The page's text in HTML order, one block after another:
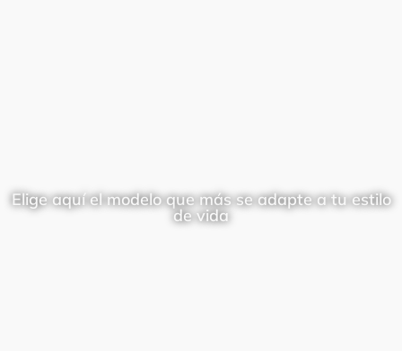
Elige aquí el modelo que más se adapte a tu estilo
de vida